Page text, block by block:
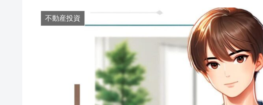
不動産投資